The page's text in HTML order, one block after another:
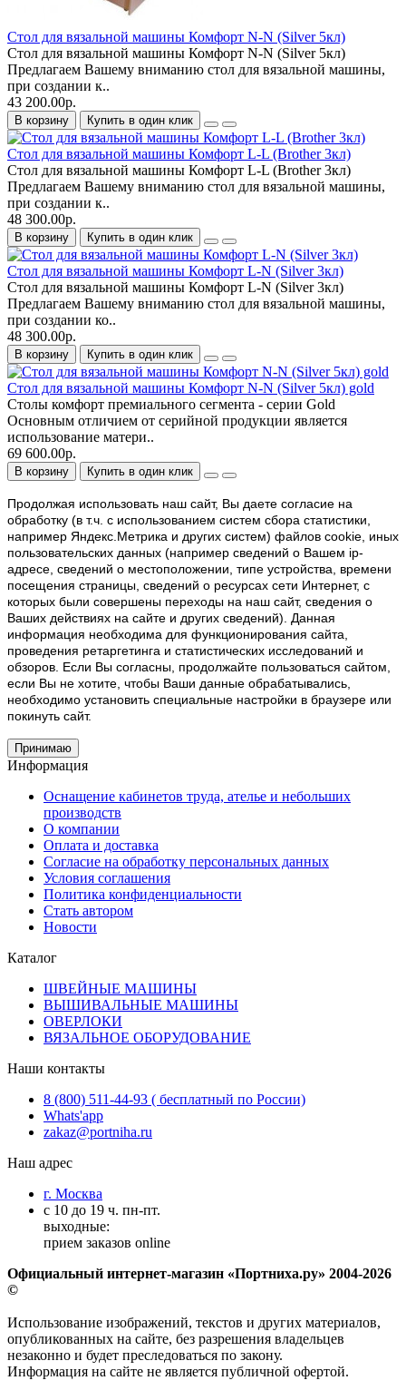
Стол для вязальной машины Комфорт N-N (Silver 5кл)
Стол для вязальной машины Комфорт N-N (Silver 5кл)
Предлагаем Вашему вниманию стол для вязальной машины,
при создании к..
43 200.00р.
В корзину Купить в один клик
Стол для вязальной машины Комфорт L-L (Brother 3кл)
Стол для вязальной машины Комфорт L-L (Brother 3кл)
Предлагаем Вашему вниманию стол для вязальной машины,
при создании к..
48 300.00р.
В корзину Купить в один клик
Стол для вязальной машины Комфорт L-N (Silver 3кл)
Стол для вязальной машины Комфорт L-N (Silver 3кл)
Предлагаем Вашему вниманию стол для вязальной машины,
при создании ко..
48 300.00р.
В корзину Купить в один клик
Стол для вязальной машины Комфорт N-N (Silver 5кл) gold
Столы комфорт премиального сегмента - серии Gold
Основным отличием от серийной продукции является
использование матери..
69 600.00р.
В корзину Купить в один клик
Продолжая использовать наш cайт, Вы даете согласие на
обработку (в т.ч. с использованием систем сбора статистики,
например Яндекс.Метрика и других систем) файлов cookie, иных
пользовательских данных (например сведений о Вашем ip-
адресе, сведений о местоположении, типе устройства, времени
посещения страницы, сведений о ресурсах сети Интернет, с
которых были совершены переходы на наш сайт, сведения о
Ваших действиях на сайте и других сведений). Данная
информация необходима для функционирования сайта,
проведения ретаргетинга и статистических исследований и
обзоров. Если Вы согласны, продолжайте пользоваться сайтом,
если Вы не хотите, чтобы Ваши данные обрабатывались,
необходимо установить специальные настройки в браузере или
покинуть сайт.
Принимаю
Информация
Оснащение кабинетов труда, ателье и небольших
производств
О компании
Оплата и доставка
Согласие на обработку персональных данных
Условия соглашения
Политика конфиденциальности
Стать автором
Новости
Каталог
ШВЕЙНЫЕ МАШИНЫ
ВЫШИВАЛЬНЫЕ МАШИНЫ
ОВЕРЛОКИ
ВЯЗАЛЬНОЕ ОБОРУДОВАНИЕ
Наши контакты
8 (800) 511-44-93 ( бесплатный по России)
Whats'app
zakaz@portniha.ru
Наш адрес
г. Москва
с 10 до 19 ч. пн-пт.
выходные:
прием заказов online
Официальный интернет-магазин «Портниха.ру» 2004-2026
©
Использование изображений, текстов и других материалов,
опубликованных на сайте, без разрешения владельцев
незаконно и будет преследоваться по закону.
Информация на сайте не является публичной офертой.